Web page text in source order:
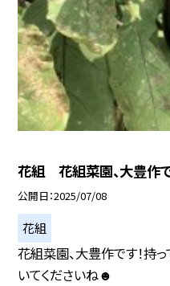
花組 花組菜園、大豊作で
公開日 2025/07/08
花組
花組菜園、大豊作です！持
いてくださいね☻